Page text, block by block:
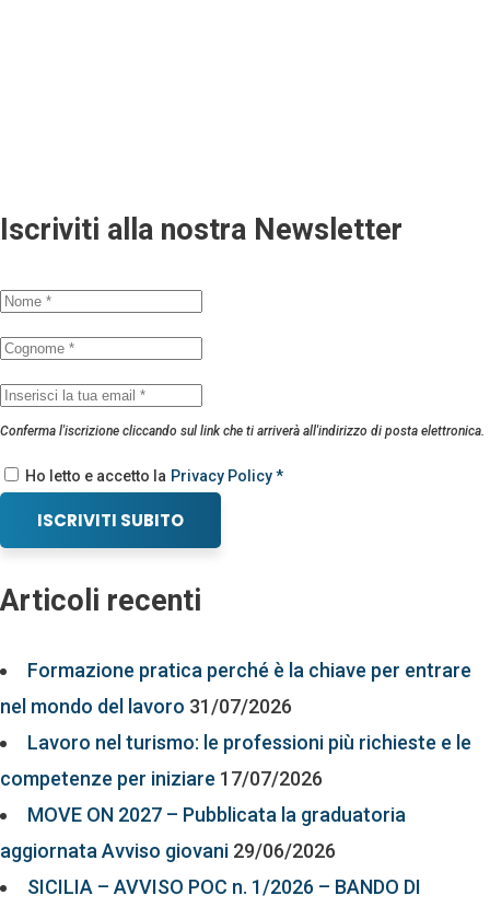
Iscriviti alla nostra Newsletter
Conferma l'iscrizione cliccando sul link che ti arriverà all'indirizzo di posta elettronica.
Ho letto e accetto la Privacy Policy *
ISCRIVITI SUBITO
Articoli recenti
Formazione pratica perché è la chiave per entrare
nel mondo del lavoro 31/07/2026
Lavoro nel turismo: le professioni più richieste e le
competenze per iniziare 17/07/2026
MOVE ON 2027 – Pubblicata la graduatoria
aggiornata Avviso giovani 29/06/2026
SICILIA – AVVISO POC n. 1/2026 – BANDO DI